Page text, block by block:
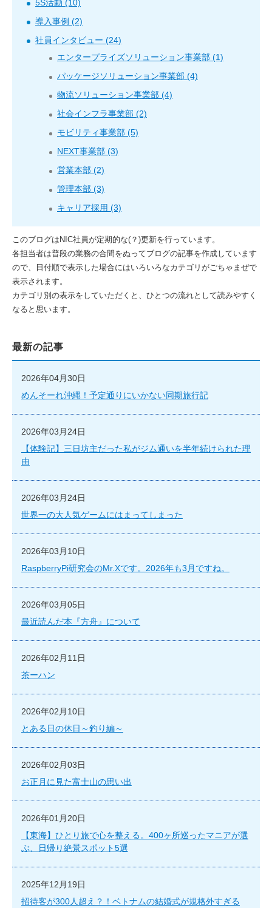
5S活動 (10)
導入事例 (2)
社員インタビュー (24)
エンタープライズソリューション事業部 (1)
パッケージソリューション事業部 (4)
物流ソリューション事業部 (4)
社会インフラ事業部 (2)
モビリティ事業部 (5)
NEXT事業部 (3)
営業本部 (2)
管理本部 (3)
キャリア採用 (3)
このブログはNIC社員が定期的な(？)更新を行っています。
各担当者は普段の業務の合間をぬってブログの記事を作成しています
ので、日付順で表示した場合にはいろいろなカテゴリがごちゃまぜで
表示されます。
カテゴリ別の表示をしていただくと、ひとつの流れとして読みやすく
なると思います。
最新の記事
2026年04月30日
めんそーれ沖縄！予定通りにいかない同期旅行記
2026年03月24日
【体験記】三日坊主だった私がジム通いを半年続けられた理
由
2026年03月24日
世界一の大人気ゲームにはまってしまった
2026年03月10日
RaspberryPi研究会のMr.Xです。2026年も3月ですね。
2026年03月05日
最近読んだ本『方舟』について
2026年02月11日
茶ーハン
2026年02月10日
とある日の休日～釣り編～
2026年02月03日
お正月に見た富士山の思い出
2026年01月20日
【東海】ひとり旅で心を整える。400ヶ所巡ったマニアが選
ぶ、日帰り絶景スポット5選
2025年12月19日
招待客が300人超え？！ベトナムの結婚式が規格外すぎる